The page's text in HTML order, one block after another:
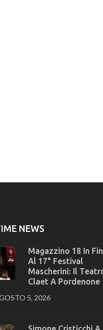
NEWS
Magazzino 18 In
Al 17° Festival
Mascherini: Il
Claet A Pordenone
5, 2026